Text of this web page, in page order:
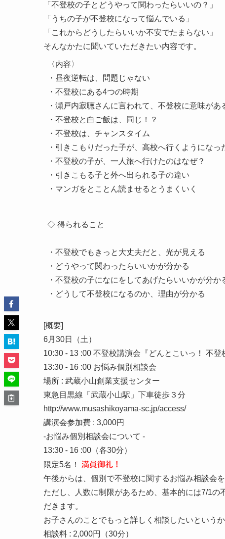
「不登校の子とどうやって関わったらいいの？」
「うちの子が不登校になって悩んでいる」
「これからどうしたらいいか不安でたまらない」
そんなかたに聞いていただきたい内容です。
〈内容〉
・昼夜逆転は、問題じゃない
・不登校にある4つの時期
・瀬戸内寂聴さんに言われて、不登校に意味があ
・不登校と白ご飯は、同じ！？
・不登校は、チャンスタイム
・引きこもりだった子が、高校へ行くようになっ
・不登校の子が、一人旅へ行けたのはなぜ？
・引きこもる子と外へ出られる子の違い
・マンガをとことん読ませるとうまくいく
◇ 得られること
・不登校でもきっと大丈夫だと、光が見える
・どうやって関わったらいいかが分かる
・不登校の子になにをしてあげたらいいかが分か
・どうして不登校になるのか、理由が分かる
[概要]
6月30日（土）
10:30 - 13 :00 不登校講演会『どんとこいっ！ 不登
13:30 - 16 :00 お悩み個別相談会
場所 : 武蔵小山創業支援センター
東急目黒線「武蔵小山駅」下車徒歩３分
http://www.musashikoyama-sc.jp/access/
講演会参加費 : 3,000円
-お悩み個別相談会について -
13:30 - 16 :00（各30分）
限定5名！満員御礼！
午後からは、個別で不登校に関するお悩み相談会を
ただし、人数に制限があるため、基本的には7/1
だきます。
お子さんのことでもっと詳しく相談したいという
相談料 : 2,000円（30分）